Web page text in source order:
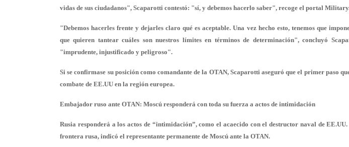
vidas de sus ciudadanos", Scaparotti contestó: "sí, y debemos hacerlo saber", recoge el portal
"Debemos hacerles frente y dejarles claro qué es aceptable. Una vez hecho esto, tenemos que
que quieren tantear cuáles son nuestros límites en términos de determinación", concluyó
"imprudente, injustificado y peligroso".
Si se confirmase su posición como comandante de la OTAN, Scaparotti aseguró que el primer paso
combate de EE.UU en la región europea.
Embajador ruso ante OTAN: Moscú responderá con toda su fuerza a actos de intimidación
Rusia responderá a los actos de “intimidación”, como el acaecido con el destructor naval de
frontera rusa, indicó el representante permanente de Moscú ante la OTAN.